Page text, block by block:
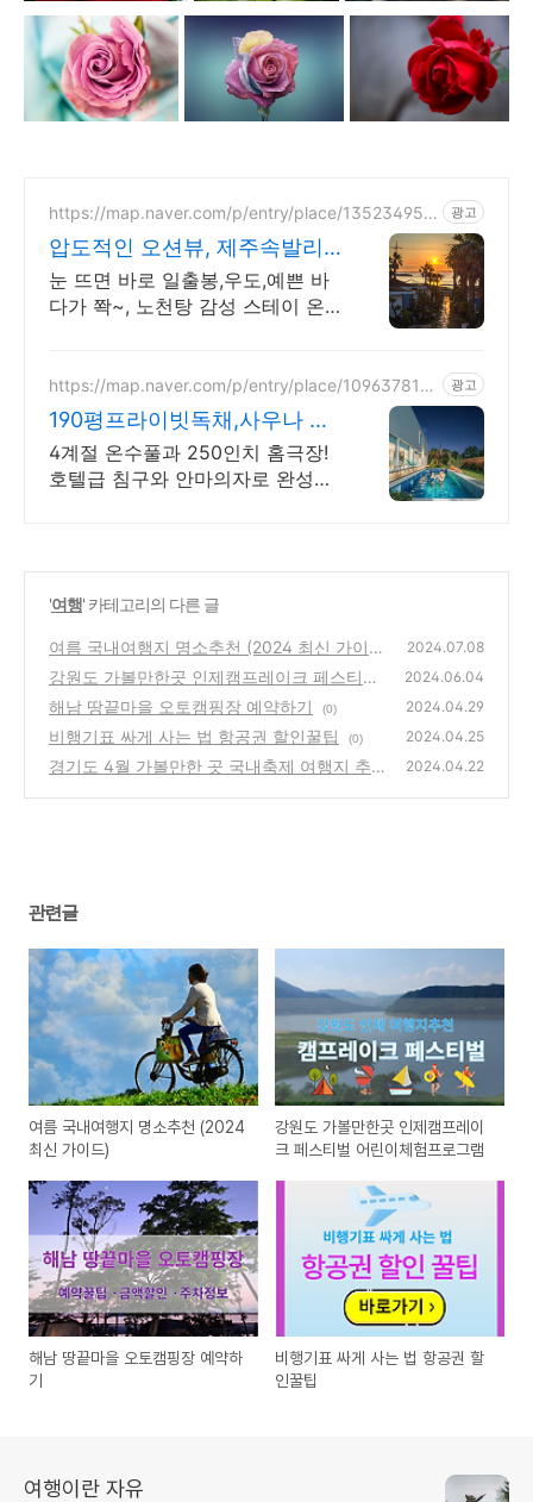
https://map.naver.com/p/entry/place/135234957
광고
압도적인 오션뷰, 제주속발리
제주 속 발리, 오션뷰끝판왕
눈 뜨면 바로 일출봉,우도,예쁜 바
다가 쫙~, 노천탕 감성 스테이 온
대일출뷰
https://map.naver.com/p/entry/place/109637816
광고
190평프라이빗독채,사우나 예
쁜 4계절 온수수영장 힐링
4계절 온수풀과 250인치 홈극장!
호텔급 침구와 안마의자로 완성하
'여행' 카테고리의 다른 글
여름 국내여행지 명소추천 (2024 최신 가이
드)
(0)
2024.07.08
강원도 가볼만한곳 인제캠프레이크 페스티벌
어린이체험프로그램
(0)
2024.06.04
해남 땅끝마을 오토캠핑장 예약하기 (0) 2024.04.29
비행기표 싸게 사는 법 항공권 할인꿀팁 (0) 2024.04.25
경기도 4월 가볼만한 곳 국내축제 여행지 추천
2024.04.22
관련글
여름 국내여행지 명소추천 (2024
최신 가이드)
강원도 가볼만한곳 인제캠프레이
크 페스티벌 어린이체험프로그램
해남 땅끝마을 오토캠핑장 예약하
기
비행기표 싸게 사는 법 항공권 할
인꿀팁
여행이란 자유